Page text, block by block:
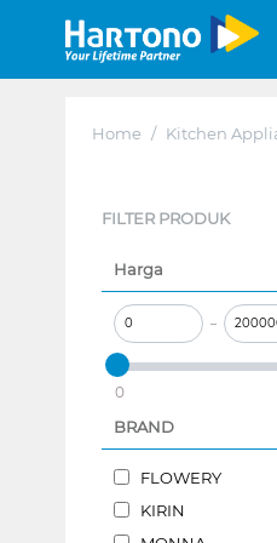
Home / Kitchen
FILTER PRODUK
Harga
–
0
BRAND
FLOWERY
KIRIN